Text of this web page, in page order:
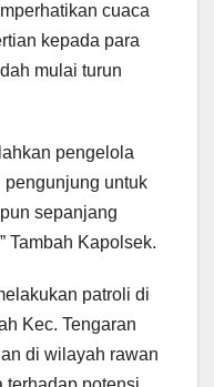
cuaca
kepada para
mulai turun
pengelola
untuk
sepanjang
Tambah Kapolsek.
patroli di
Kec. Tengaran
di wilayah rawan